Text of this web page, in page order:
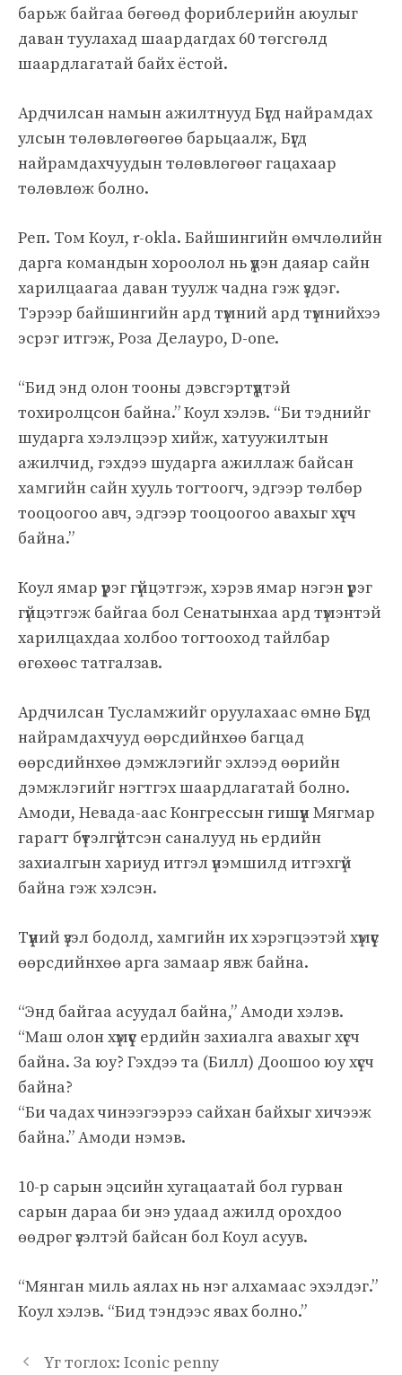
барьж байгаа бөгөөд фориблерийн аюулыг
даван туулахад шаардагдах 60 төгсгөлд
шаардлагатай байх ёстой.
Ардчилсан намын ажилтнууд Бүгд найрамдах
улсын төлөвлөгөөгөө барьцаалж, Бүгд
найрамдахчуудын төлөвлөгөөг гацахаар
төлөвлөж болно.
Реп. Том Коул, r-okla. Байшингийн өмчлөлийн
дарга командын хороолол нь үүдэн даяар сайн
харилцаагаа даван туулж чадна гэж үздэг.
Тэрээр байшингийн ард түмний ард түмнийхээ
эсрэг итгэж, Роза Делауро, D-one.
“Бид энд олон тооны дэвсгэртүүдтэй
тохиролцсон байна.” Коул хэлэв. “Би тэднийг
шударга хэлэлцээр хийж, хатуужилтын
ажилчид, гэхдээ шударга ажиллаж байсан
хамгийн сайн хууль тогтоогч, эдгээр төлбөр
тооцоогоо авч, эдгээр тооцоогоо авахыг хүсч
байна.”
Коул ямар үүрэг гүйцэтгэж, хэрэв ямар нэгэн үүрэг
гүйцэтгэж байгаа бол Сенатынхаа ард түмэнтэй
харилцахдаа холбоо тогтооход тайлбар
өгөхөөс татгалзав.
Ардчилсан Тусламжийг оруулахаас өмнө Бүгд
найрамдахчууд өөрсдийнхөө багцад
өөрсдийнхөө дэмжлэгийг эхлээд өөрийн
дэмжлэгийг нэгтгэх шаардлагатай болно.
Амоди, Невада-аас Конгрессын гишүүн Мягмар
гарагт бүтэлгүйтсэн саналууд нь ердийн
захиалгын хариуд итгэл үнэмшилд итгэхгүй
байна гэж хэлсэн.
Түүний үзэл бодолд, хамгийн их хэрэгцээтэй хүмүүс
өөрсдийнхөө арга замаар явж байна.
“Энд байгаа асуудал байна,” Амоди хэлэв.
“Маш олон хүмүүс ердийн захиалга авахыг хүсч
байна. За юу? Гэхдээ та (Билл) Доошоо юу хүсч
байна?
“Би чадах чинээгээрээ сайхан байхыг хичээж
байна.” Амоди нэмэв.
10-р сарын эцсийн хугацаатай бол гурван
сарын дараа би энэ удаад ажилд орохдоо
өөдрөг үзэлтэй байсан бол Коул асуув.
“Мянган миль аялах нь нэг алхамаас эхэлдэг.”
Коул хэлэв. “Бид тэндээс явах болно.”
Үг тоглох: Iconic penny